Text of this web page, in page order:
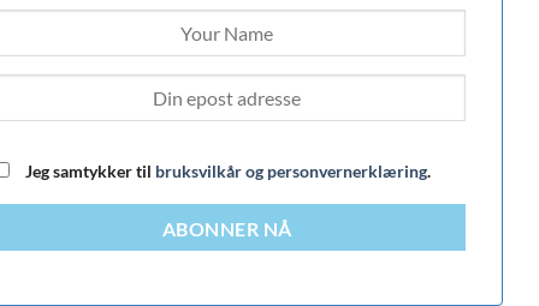
Jeg samtykker til bruksvilkår og personvernerklæring.
ABONNER NÅ